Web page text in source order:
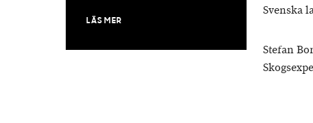
Svenska
Stefan
LÄS MER